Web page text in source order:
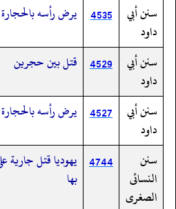
سنن أبي
داود
4535 يرض رأسه بالحجارة
سنن أبي
داود
4529 قتل بين حجرين
سنن أبي
داود
4527 يرض رأسه بالحجارة
سنن
النسائى
الصغرى
4744 يهوديا قتل جارية
بها